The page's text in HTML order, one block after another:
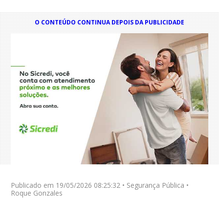
O CONTEÚDO CONTINUA DEPOIS DA PUBLICIDADE
Publicado em 19/05/2026 08:25:32 • Segurança Pública •
Roque Gonzales